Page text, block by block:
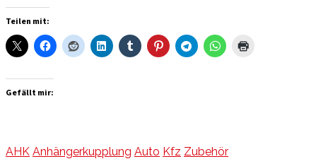
Teilen mit:
Gefällt mir:
AHK Anhängerkupplung Auto Kfz Zubehör